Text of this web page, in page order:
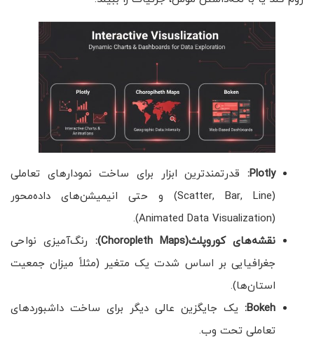
Plotly:
قدرتمندترین ابزار برای ساخت نمودارهای تعاملی
(Scatter, Bar, Line) و حتی انیمیشن‌های داده‌محور
(Animated Data Visualization).
نقشه‌های کوروپلث(Choropleth Maps)
: رنگ‌آمیزی نواحی
جغرافیایی بر اساس شدت یک متغیر (مثلاً میزان جمعیت
استان‌ها).
Bokeh
: یک جایگزین عالی دیگر برای ساخت داشبوردهای
تعاملی تحت وب.